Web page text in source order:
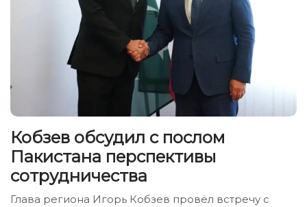
Кобзев обсудил с послом
Пакистана перспективы
сотрудничества
Глава региона Игорь Кобзев провёл встречу с